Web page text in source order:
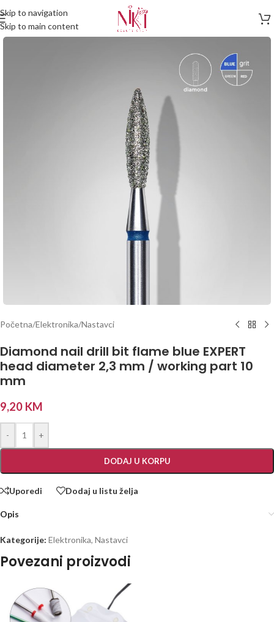
Skip to navigation
Skip to main content
Početna/Elektronika/Nastavci
Diamond nail drill bit flame blue EXPERT
head diameter 2,3 mm / working part 10
mm
9,20 KM
- +
DODAJ U KORPU
Uporedi Dodaj u listu želja
Opis
Kategorije: Elektronika, Nastavci
Povezani proizvodi